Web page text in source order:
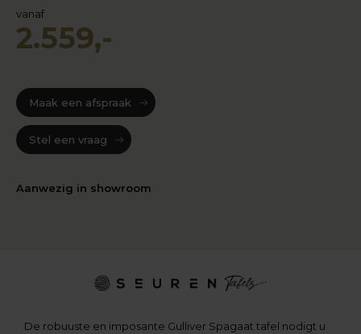
vanaf
2.559,-
Maak een afspraak
Stel een vraag
Aanwezig in showroom
De robuuste en imposante Gulliver Spagaat tafel nodigt u